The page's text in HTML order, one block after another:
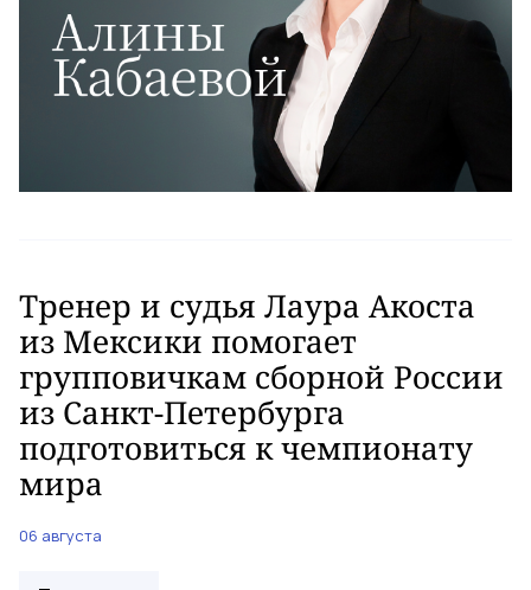
Тренер и судья Лаура Акоста
из Мексики помогает
групповичкам сборной России
из Санкт-Петербурга
подготовиться к чемпионату
мира
06 августа